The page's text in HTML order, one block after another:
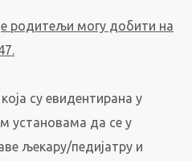
родитељи могу добити на
су евидентирана у
установама да се у
љекару/педијатру и